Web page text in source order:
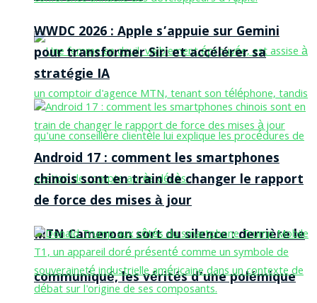
MTN Cameroon sort du silence : derrière le
communiqué, les vérités d’une polémique
WWDC 2026 : Apple s’appuie sur Gemini
pour transformer Siri et accélérer sa
stratégie IA
Android 17 : comment les smartphones
chinois sont en train de changer le rapport
de force des mises à jour